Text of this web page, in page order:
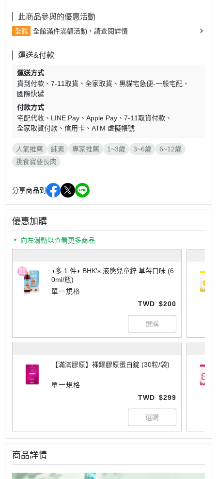
此商品參與的優惠活動
全館 全館滿件滿額活動，請查閱詳情
運送&付款
運送方式
貨到付款
7-11取貨 全家取貨
黑貓宅急便-一般宅配
國際快遞
付款方式
宅配代收
LINE Pay Apple Pay
7-11取貨付款
全家取貨付款
信用卡 ATM 虛擬帳號
人氣推薦 純素 專家推薦 1~3歲 3~6歲
6~12歲
挑食寶要長肉
分享商品到
優惠加購
向左滑動以查看更多商品
◖多 1 件◗ BHK's 液態兒童鋅 草莓口味 (6
0ml/瓶)
單一規格
TWD $200
【滿滿膠原】裸耀膠原蛋白錠 (30粒/袋)
單一規格
TWD $299
商品詳情